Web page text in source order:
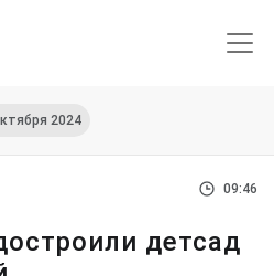
2024
09:46
детсад